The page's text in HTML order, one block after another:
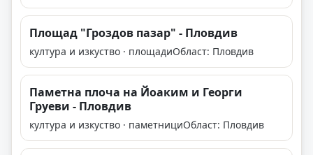
Площад "Гроздов пазар" - Пловдив
култура и изкуство · площадиОбласт: Пловдив
Паметна плоча на Йоаким и Георги
Груеви - Пловдив
култура и изкуство · паметнициОбласт: Пловдив